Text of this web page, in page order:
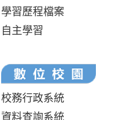
學習歷程檔案
自主學習
校務行政系統
資料查詢系統